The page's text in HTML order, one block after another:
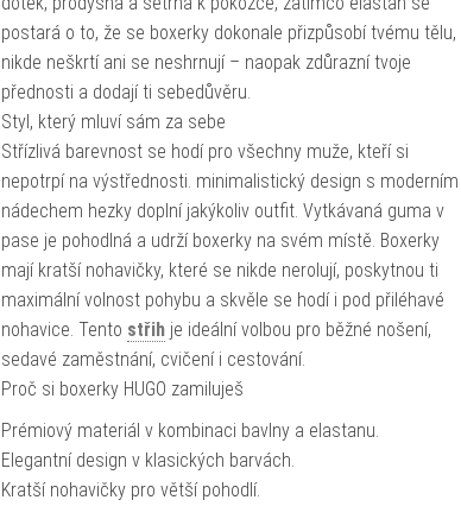
postará o to, že se boxerky dokonale přizpůsobí tvému tělu,
nikde neškrtí ani se neshrnují – naopak zdůrazní tvoje
přednosti a dodají ti sebedůvěru.
Styl, který mluví sám za sebe
Střízlivá barevnost se hodí pro všechny muže, kteří si
nepotrpí na výstřednosti. minimalistický design s moderním
nádechem hezky doplní jakýkoliv outfit. Vytkávaná guma v
pase je pohodlná a udrží boxerky na svém místě. Boxerky
mají kratší nohavičky, které se nikde nerolují, poskytnou ti
maximální volnost pohybu a skvěle se hodí i pod přiléhavé
nohavice. Tento střihje ideální volbou pro běžné nošení,
sedavé zaměstnání, cvičení i cestování.
Proč si boxerky HUGO zamiluješ
Prémiový materiál v kombinaci bavlny a elastanu.
Elegantní design v klasických barvách.
Kratší nohavičky pro větší pohodlí.